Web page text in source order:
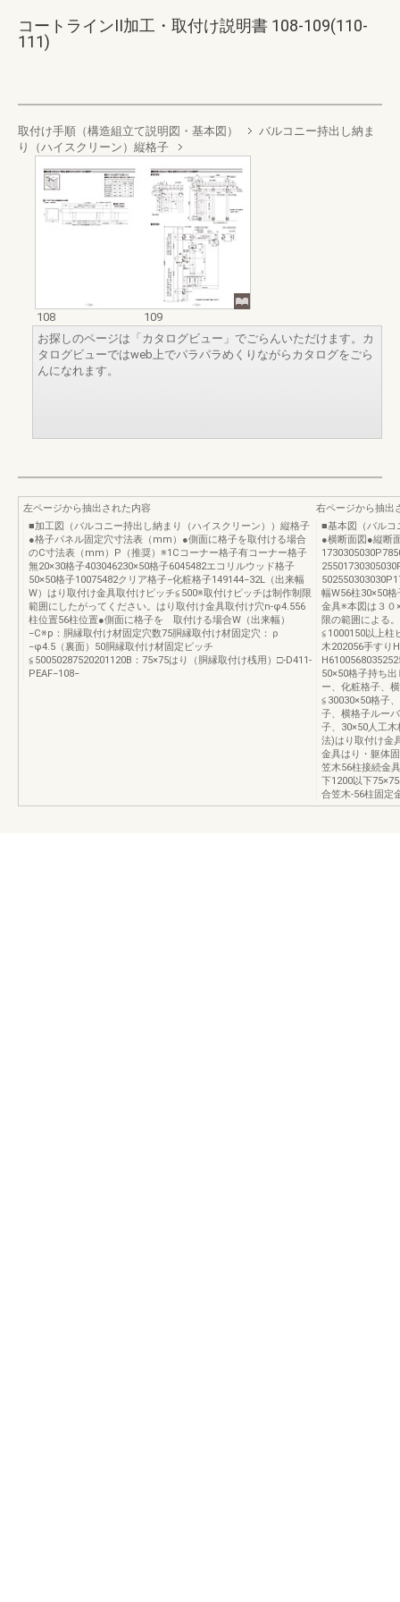
コートラインII加工・取付け説明書 108-109(110-
111)
取付け手順（構造組立て説明図・基本図）
バルコニー持出し納ま
り（ハイスクリーン）縦格子
108
109
お探しのページは「カタログビュー」でごらんいただけます。カ
タログビューではweb上でパラパラめくりながらカタログをごら
んになれます。
左ページから抽出された内容
■加工図（バルコニー持出し納まり（ハイスクリーン））縦格子
●格子パネル固定穴寸法表（mm）●側面に格子を取付ける場合
のC寸法表（mm）P（推奨）※1Cコーナー格子有コーナー格子
無20×30格子403046230×50格子6045482エコリルウッド格子
50×50格子10075482クリア格子−化粧格子149144−32L（出来幅
W）はり取付け金具取付けピッチ≦500※取付けピッチは制作制限
範囲にしたがってください。はり取付け金具取付け穴n-φ4.556
柱位置56柱位置●側面に格子を 取付ける場合W（出来幅）
−C※p：胴縁取付け材固定穴数75胴縁取付け材固定穴：ｐ
−φ4.5（裏面）50胴縁取付け材固定ピッチ
≦50050287520201120B：75×75はり（胴縁取付け桟用）□-D411-
PEAF−108−
右ページから抽出
■基本図（バルコ
●横断面図●縦断
幅W56柱30×50
金具※本図は３
限の範囲による
≦1000150以上柱
木202056手すり
50×50格子持ち
ー、化粧格子、
≦30030×50格子
子、横格子ルー
子、30×50人工
法)はり取付け金
金具はり・躯体
笠木56柱接続金
下1200以下
合笠木-56柱固定